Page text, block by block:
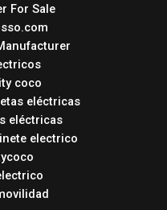
For Sale
coco
eléctricas
eléctricas
electrico